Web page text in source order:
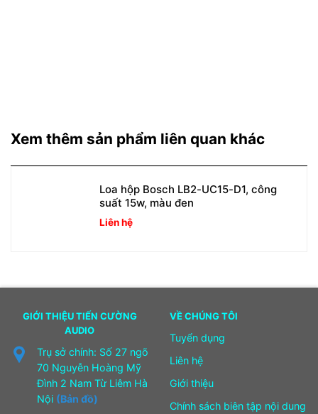
Xem thêm sản phẩm liên quan khác
Loa hộp Bosch LB2-UC15-D1, công
suất 15w, màu đen
Liên hệ
GIỚI THIỆU TIẾN CƯỜNG
AUDIO
Trụ sở chính: Số 27 ngõ
70 Nguyễn Hoàng Mỹ
Đình 2 Nam Từ Liêm Hà
Nội (Bản đồ)
VỀ CHÚNG TÔI
Tuyển dụng
Liên hệ
Giới thiệu
Chính sách biên tập nội dung